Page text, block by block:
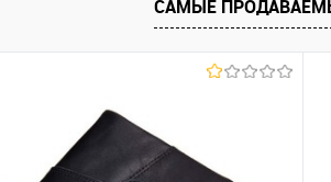
САМЫЕ